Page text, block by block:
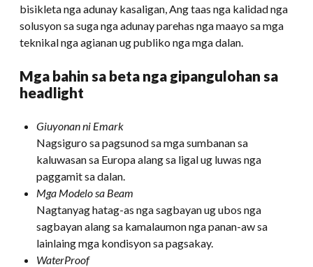
bisikleta nga adunay kasaligan, Ang taas nga kalidad nga
solusyon sa suga nga adunay parehas nga maayo sa mga
teknikal nga agianan ug publiko nga mga dalan.
Mga bahin sa beta nga gipangulohan sa
headlight
Giuyonan ni Emark
Nagsiguro sa pagsunod sa mga sumbanan sa
kaluwasan sa Europa alang sa ligal ug luwas nga
paggamit sa dalan.
Mga Modelo sa Beam
Nagtanyag hatag-as nga sagbayan ug ubos nga
sagbayan alang sa kamalaumon nga panan-aw sa
lainlaing mga kondisyon sa pagsakay.
WaterProof